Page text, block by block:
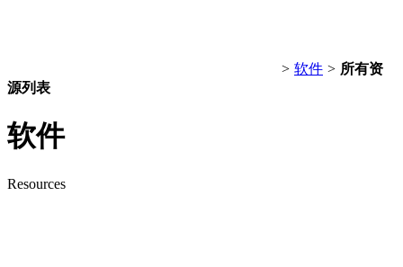
> 软件 > 所有资
源列表
软件
Resources